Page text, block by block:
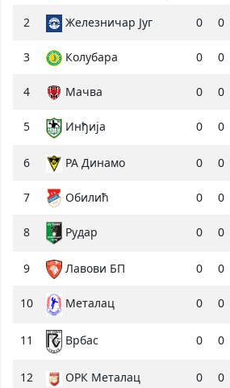
2 Железничар Југ 0 0
3 Колубара 0 0
4 Мачва 0 0
5 Инђија 0 0
6 РА Динамо 0 0
7 Обилић 0 0
8 Рудар 0 0
9 Лавови БП 0 0
10 Металац 0 0
11 Врбас 0 0
12 ОРК Металац 0 0